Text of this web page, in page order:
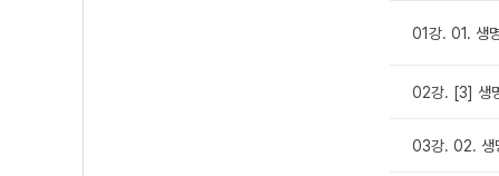
01강. 01. 생
02강. [3] 생
03강. 02. 생